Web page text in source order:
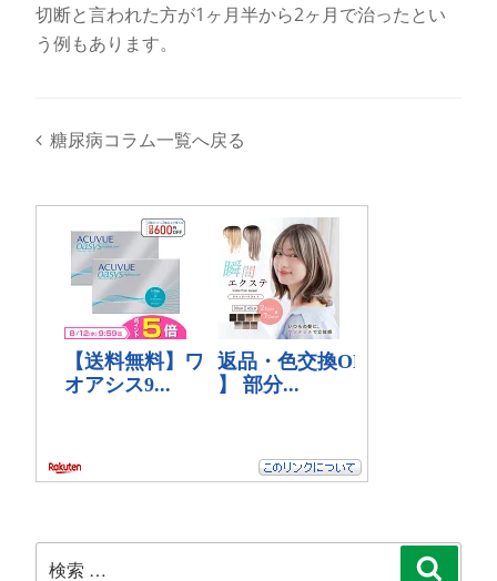
切断と言われた方が1ヶ月半から2ヶ月で治ったとい
う例もあります。
糖尿病コラム一覧へ戻る
検